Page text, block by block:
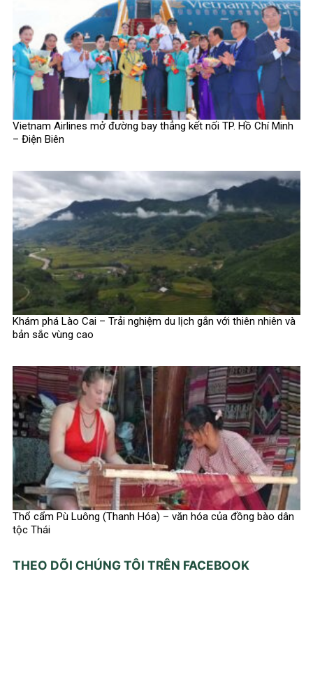
Vietnam Airlines mở đường bay thẳng kết nối TP. Hồ Chí Minh
– Điện Biên
Khám phá Lào Cai – Trải nghiệm du lịch gắn với thiên nhiên và
bản sắc vùng cao
Thổ cẩm Pù Luông (Thanh Hóa) – văn hóa của đồng bào dân
tộc Thái
THEO DÕI CHÚNG TÔI TRÊN FACEBOOK